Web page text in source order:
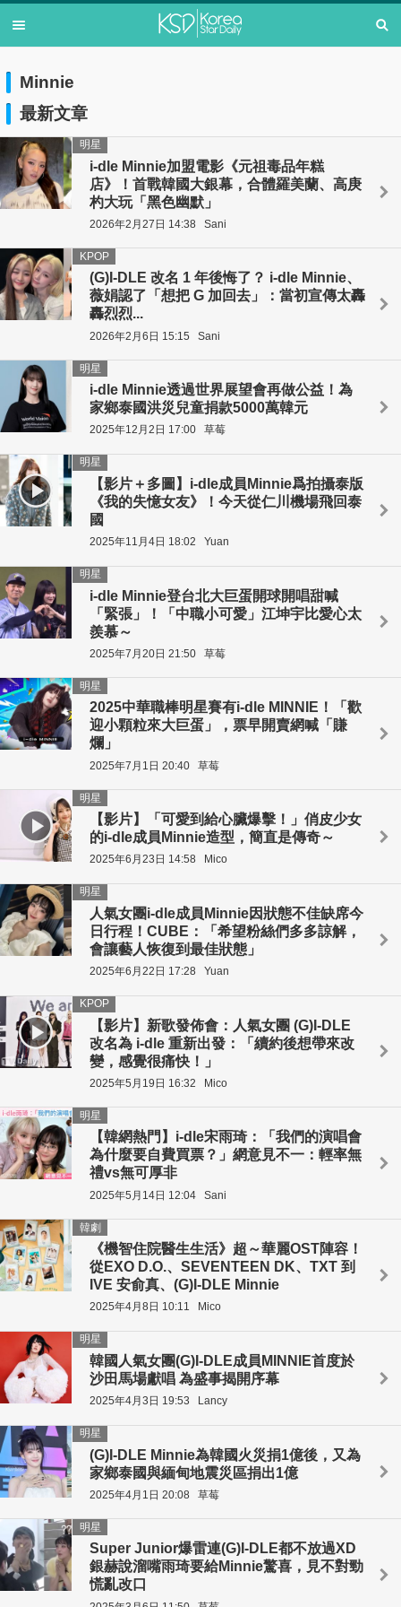
Minnie
最新文章
i-dle Minnie加盟電影《元祖毒品年糕
店》！首戰韓國大銀幕，合體羅美蘭、高庚
杓大玩「黑色幽默」
明星
2026年2月27日 14:38 Sani
(G)I-DLE 改名 1 年後悔了？ i-dle Minnie、
薇娟認了「想把 G 加回去」：當初宣傳太轟
轟烈烈...
KPOP
2026年2月6日 15:15 Sani
i-dle Minnie透過世界展望會再做公益！為
家鄉泰國洪災兒童捐款5000萬韓元
明星
2025年12月2日 17:00 草莓
【影片＋多圖】i-dle成員Minnie爲拍攝泰版
《我的失憶女友》！今天從仁川機場飛回泰
國
明星
2025年11月4日 18:02 Yuan
i-dle Minnie登台北大巨蛋開球開唱甜喊
「緊張」！「中職小可愛」江坤宇比愛心太
羨慕～
明星
2025年7月20日 21:50 草莓
2025中華職棒明星賽有i-dle MINNIE！「歡
迎小顆粒來大巨蛋」，票早開賣網喊「賺
爛」
明星
2025年7月1日 20:40 草莓
【影片】「可愛到給心臟爆擊！」俏皮少女
的i-dle成員Minnie造型，簡直是傳奇～
明星
2025年6月23日 14:58 Mico
人氣女團i-dle成員Minnie因狀態不佳缺席今
日行程！CUBE：「希望粉絲們多多諒解，
會讓藝人恢復到最佳狀態」
明星
2025年6月22日 17:28 Yuan
【影片】新歌發佈會：人氣女團 (G)I-DLE
改名為 i-dle 重新出發：「續約後想帶來改
變，感覺很痛快！」
KPOP
2025年5月19日 16:32 Mico
【韓網熱門】i-dle宋雨琦：「我們的演唱會
為什麼要自費買票？」網意見不一：輕率無
禮vs無可厚非
明星
2025年5月14日 12:04 Sani
《機智住院醫生生活》超～華麗OST陣容！
從EXO D.O.、SEVENTEEN DK、TXT 到
IVE 安俞真、(G)I-DLE Minnie
韓劇
2025年4月8日 10:11 Mico
韓國人氣女團(G)I-DLE成員MINNIE首度於
沙田馬場獻唱 為盛事揭開序幕
明星
2025年4月3日 19:53 Lancy
(G)I-DLE Minnie為韓國火災捐1億後，又為
家鄉泰國與緬甸地震災區捐出1億
明星
2025年4月1日 20:08 草莓
Super Junior爆雷連(G)I-DLE都不放過XD
銀赫說溜嘴雨琦要給Minnie驚喜，見不對勁
慌亂改口
明星